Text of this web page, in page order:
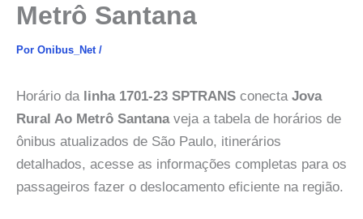
Metrô Santana
Por Onibus_Net /
Horário da linha 1701-23 SPTRANS conecta Jova
Rural Ao Metrô Santanaveja a tabela de horários de
ônibus atualizados de São Paulo, itinerários
detalhados, acesse as informações completas para os
passageiros fazer o deslocamento eficiente na região.